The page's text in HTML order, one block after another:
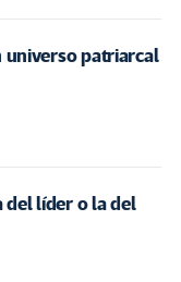
universo patriarcal
del líder o la del